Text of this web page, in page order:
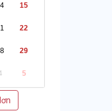
15
22
29
5